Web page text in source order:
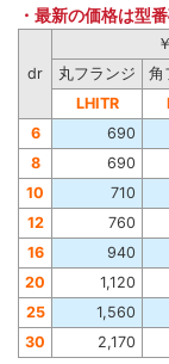
・最新の価格は型
dr
丸フランジ
角
LHITR
6
690
8
690
10
710
12
760
16
940
20
1,120
25
1,560
30
2,170